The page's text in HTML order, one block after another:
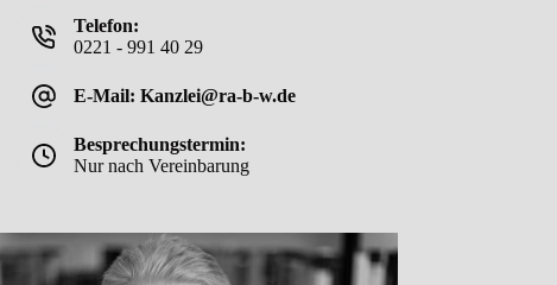
Telefon:
0221 - 991 40 29
E-Mail: Kanzlei@ra-b-w.de
Besprechungstermin:
Nur nach Vereinbarung